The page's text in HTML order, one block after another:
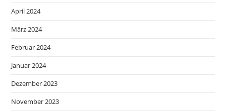
April 2024
März 2024
Februar 2024
Januar 2024
Dezember 2023
November 2023